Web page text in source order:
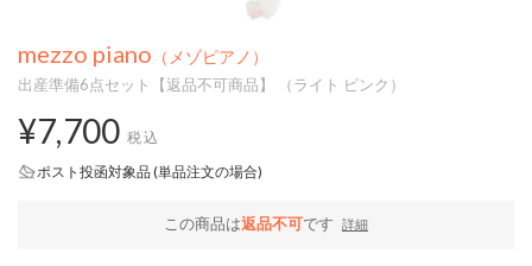
mezzo piano （メゾピアノ）
出産準備6点セット【返品不可商品】 （ライト ピンク）
¥7,700 税込
ポスト投函対象品 (単品注文の場合)
この商品は返品不可です 詳細